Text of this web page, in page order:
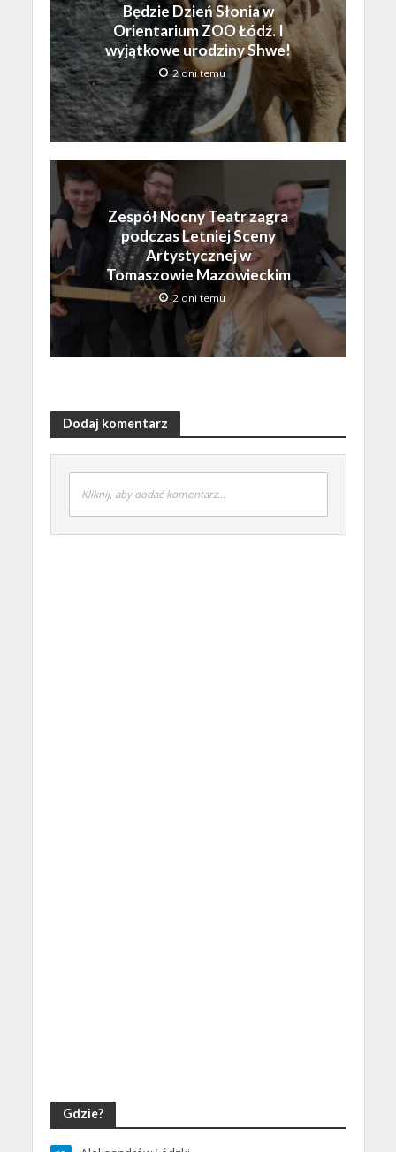
Będzie Dzień Słonia w
Orientarium ZOO Łódź. I
wyjątkowe urodziny Shwe!
2 dni temu
Zespół Nocny Teatr zagra
podczas Letniej Sceny
Artystycznej w
Tomaszowie Mazowieckim
2 dni temu
Dodaj komentarz
Kliknij, aby dodać komentarz...
Gdzie?